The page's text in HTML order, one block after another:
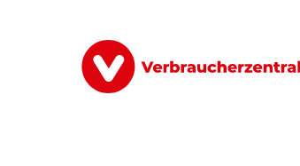
Finanzen Digitales